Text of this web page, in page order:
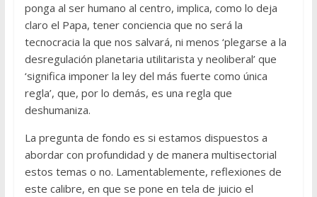
ponga al ser humano al centro, implica, como lo deja
claro el Papa, tener conciencia que no será la
tecnocracia la que nos salvará, ni menos ‘plegarse a la
desregulación planetaria utilitarista y neoliberal’ que
‘significa imponer la ley del más fuerte como única
regla’, que, por lo demás, es una regla que
deshumaniza.
La pregunta de fondo es si estamos dispuestos a
abordar con profundidad y de manera multisectorial
estos temas o no. Lamentablemente, reflexiones de
este calibre, en que se pone en tela de juicio el